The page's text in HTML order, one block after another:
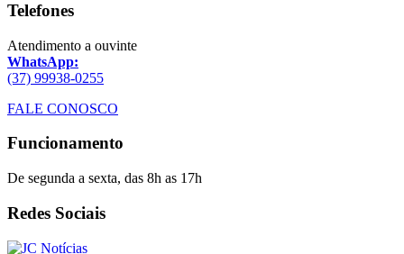
Telefones
Atendimento a ouvinte
WhatsApp:
(37) 99938-0255
FALE CONOSCO
Funcionamento
De segunda a sexta, das 8h as 17h
Redes Sociais